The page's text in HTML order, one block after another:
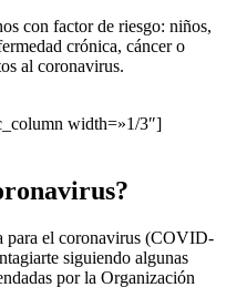
con factor de riesgo: niños,
crónica, cáncer o
al coronavirus.
width=»1/3″]
para el coronavirus (COVID-
siguiendo algunas
por la Organización